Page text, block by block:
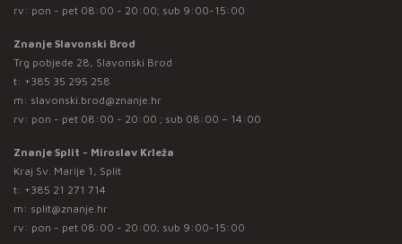
rv: pon - pet 08:00 - 20:00; sub 9:00-15:00
Znanje Slavonski Brod
Trg pobjede 28, Slavonski Brod
t: +385 35 295 258
m: slavonski.brod@znanje.hr
rv: pon - pet 08:00 - 20:00 ; sub 08:00 – 14:00
Znanje Split - Miroslav Krleža
Kraj Sv. Marije 1, Split
t: +385 21 271 714
m: split@znanje.hr
rv: pon - pet 08:00 - 20:00; sub 9:00-15:00